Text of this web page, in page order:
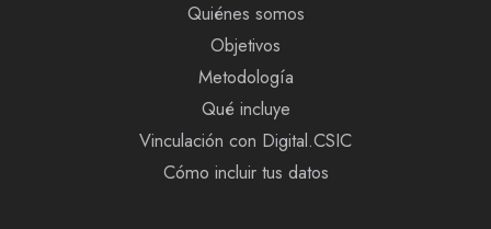
Quiénes somos
Objetivos
Metodología
Qué incluye
Vinculación con Digital.CSIC
Cómo incluir tus datos